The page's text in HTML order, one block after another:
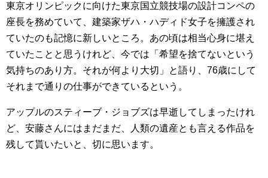
東京オリンピックに向けた東京国立競技場の設計コンペの
座長を務めていて、建築家ザハ・ハディド女子を擁護され
ていたのも記憶に新しいところ。あの頃は相当心身に堪え
ていたことと思うけれど、今では「希望を捨てないという
気持ちのあり方。それが何より大切」と語り、76歳にして
それまで通りの仕事ができているという。
アップルのスティーブ・ジョブズは早逝してしまったけれ
ど、安藤さんにはまだまだ、人類の遺産とも言える作品を
残して貰いたいと、切に思います。